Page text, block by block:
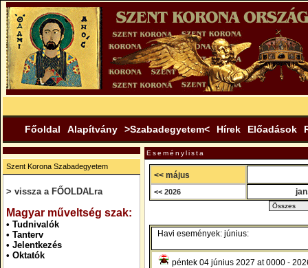
Főoldal Alapítvány >Szabadegyetem< Hírek Előadások
Szent Korona Szabadegyetem
> vissza a FŐOLDALra
Magyar műveltség szak:
• Tudnivalók
• Tanterv
• Jelentkezés
• Oktatók
Eseménylista
<< május
<< 2026
Havi események: június:
péntek 04 június 2027 at 0000 -